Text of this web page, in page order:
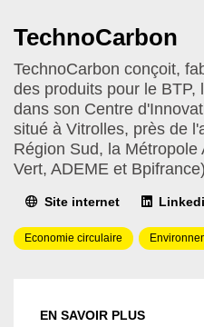
TechnoCarbon
TechnoCarbon conçoit,
des produits pour le BTP,
dans son Centre
situé à Vitrolles, près de
Région Sud, la
Vert, ADEME et
Site internet
Domaine(s)
d'intervention
Economie circulaire
EN SAVOIR PLUS